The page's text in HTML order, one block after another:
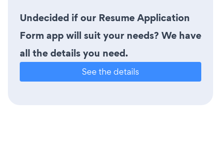
Undecided if our Resume Application
Form app will suit your needs? We have
all the details you need.
See the details